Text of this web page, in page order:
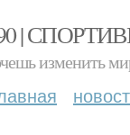
90 |
изменить